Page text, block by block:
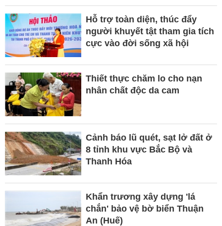
Hỗ trợ toàn diện, thúc đẩy
người khuyết tật tham gia tích
cực vào đời sống xã hội
Thiết thực chăm lo cho nạn
nhân chất độc da cam
Cảnh báo lũ quét, sạt lở đất ở
8 tỉnh khu vực Bắc Bộ và
Thanh Hóa
Khẩn trương xây dựng 'lá
chắn' bảo vệ bờ biển Thuận
An (Huế)